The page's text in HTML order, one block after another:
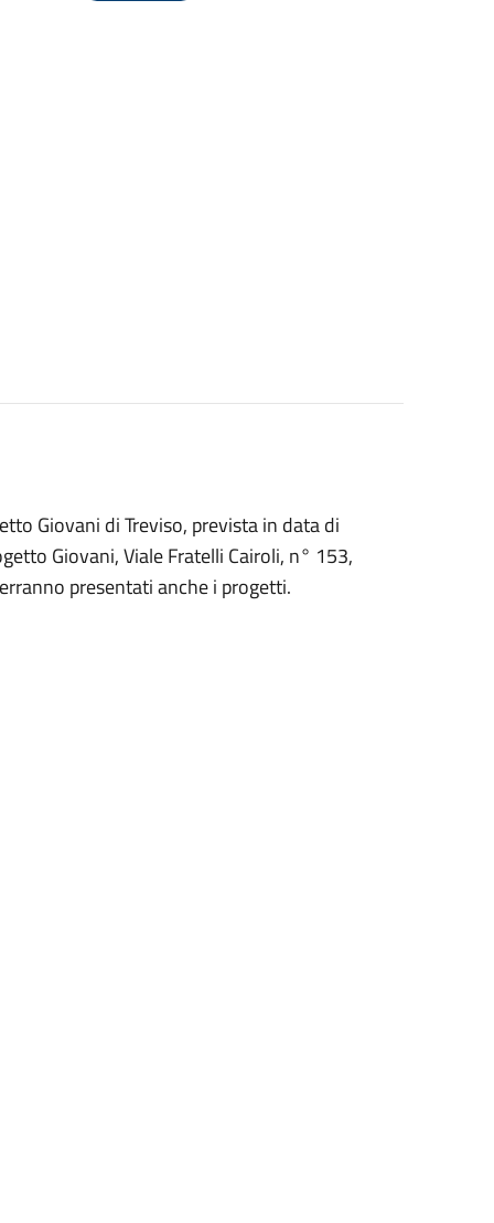
Giovani di Treviso, prevista in data di
Giovani, Viale Fratelli Cairoli, n° 153,
presentati anche i progetti.